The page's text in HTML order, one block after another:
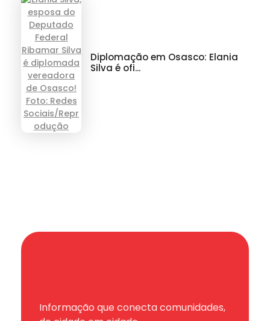
Diplomação em Osasco: Elania
Silva é ofi...
Informação que conecta comunidades,